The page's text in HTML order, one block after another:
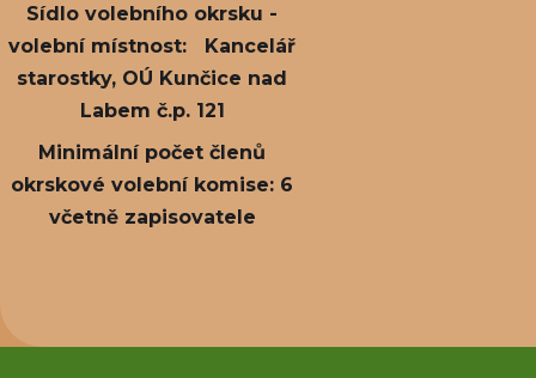
Sídlo volebního okrsku -
volební místnost: Kancelář
starostky, OÚ Kunčice nad
Labem č.p. 121
Minimální počet členů
okrskové volební komise: 6
včetně zapisovatele